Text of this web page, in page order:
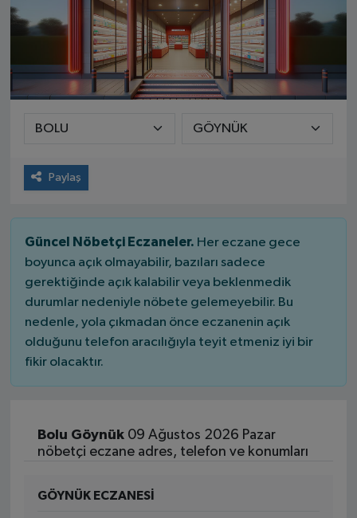
Paylaş
Güncel Nöbetçi Eczaneler. Her eczane gece
boyunca açık olmayabilir, bazıları sadece
gerektiğinde açık kalabilir veya beklenmedik
durumlar nedeniyle nöbete gelemeyebilir. Bu
nedenle, yola çıkmadan önce eczanenin açık
olduğunu telefon aracılığıyla teyit etmeniz iyi bir
fikir olacaktır.
Bolu Göynük09 Ağustos 2026 Pazar
nöbetçi eczane adres, telefon ve konumları
GÖYNÜK ECZANESİ